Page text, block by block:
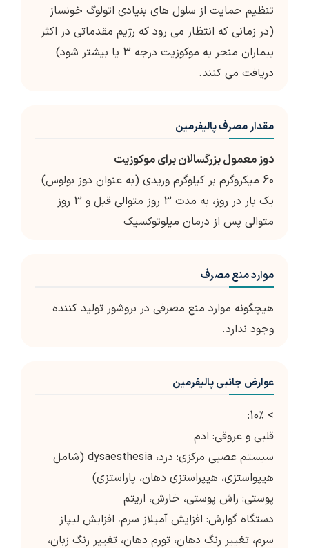
تنظیم حمایت از سلول های بنیادی اتولوگ خونساز
(در زمانی که انتظار می رود که رژیم مقدماتی در اکثر
بیماران منجر به موکوزیت درجه 3 یا بیشتر شود)
دریافت می کنند.
مقدار مصرف پالیفرمین
دوز معمول بزرگسالان برای موکوزیت
60 میکروگرم بر کیلوگرم وریدی (به عنوان دوز بولوس)
یک بار در روز، به مدت 3 روز متوالی قبل و 3 روز
متوالی پس از درمان میلوتوکسیک
موارد منع مصرف
هیچگونه موارد منع مصرفی در بروشور تولید کننده
وجود ندارد.
عوارض جانبی پالیفرمین
> 10٪:
قلبی و عروقی: ادم
سیستم عصبی مرکزی: درد، dysaesthesia (شامل
هیپواستزی، هیپراستزی دهان، پاراستزی)
پوستی: راش پوستی، خارش، اریتم
دستگاه گوارش: افزایش آمیلاز سرم، افزایش لیپاز
سرم، تغییر رنگ دهان، تورم دهان، تغییر رنگ زبان،